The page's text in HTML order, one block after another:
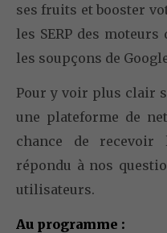
ses fruits et booster
les SERP des
les soupçons de
Pour y voir plus clair
une plateforme de
chance de recevoir
répondu à nos
utilisateurs.
Au programme :